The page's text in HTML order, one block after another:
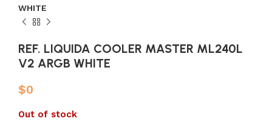
WHITE
REF. LIQUIDA COOLER MASTER ML240L
V2 ARGB WHITE
$0
Out of stock